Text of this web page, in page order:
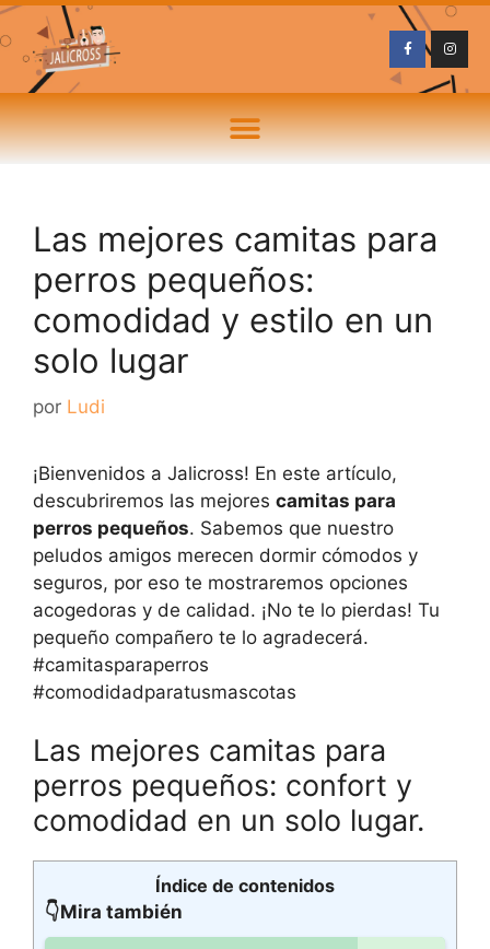
Las mejores camitas para
perros pequeños:
comodidad y estilo en un
solo lugar
por Ludi
¡Bienvenidos a Jalicross! En este artículo,
descubriremos las mejores camitas para
perros pequeños. Sabemos que nuestro
peludos amigos merecen dormir cómodos y
seguros, por eso te mostraremos opciones
acogedoras y de calidad. ¡No te lo pierdas! Tu
pequeño compañero te lo agradecerá.
#camitasparaperros
#comodidadparatusmascotas
Las mejores camitas para
perros pequeños: confort y
comodidad en un solo lugar.
Índice de contenidos
👇Mira también